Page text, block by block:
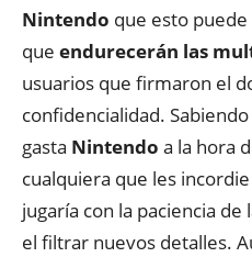
Nintendo que esto puede
que endurecerán las
usuarios que firmaron el
confidencialidad.
gasta Nintendo a la hora
cualquiera que les
jugaría con la paciencia de
el filtrar nuevos detalles.